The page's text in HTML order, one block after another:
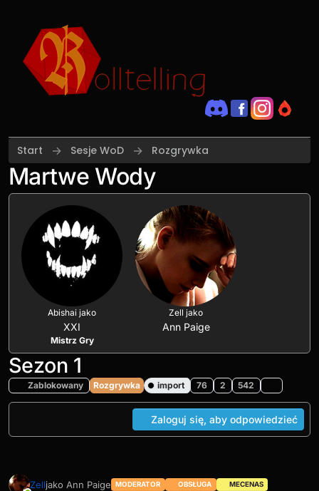
Start Sesje WoD Rozgrywka
Martwe Wody
Abishai jako
XXI
Mistrz Gry
Zell jako
Ann Paige
Sezon 1
Zablokowany Rozgrywka import 76 2 542
Zaloguj się, aby odpowiedzieć
Zelljako Ann Paige MODERATOR OBSŁUGA MECENAS